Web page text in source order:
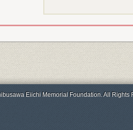
Eiichi Memorial Foundation. All Rights